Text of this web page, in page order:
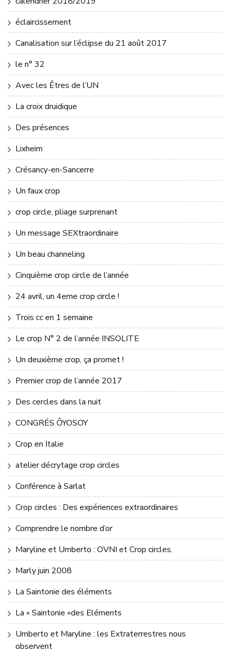
éclaircissement
Canalisation sur l’éclipse du 21 août 2017
le n° 32
Avec les Êtres de l’UN
La croix druidique
Des présences
Lixheim
Crésancy-en-Sancerre
Un faux crop
crop circle, pliage surprenant
Un message SEXtraordinaire
Un beau channeling
Cinquième crop circle de l’année
24 avril, un 4eme crop circle !
Trois cc en 1 semaine
Le crop N° 2 de l’année INSOLITE
Un deuxième crop, ça promet !
Premier crop de l’année 2017
Des cercles dans la nuit
CONGRÉS ÔYOSOY
Crop en Italie
atelier décrytage crop circles
Conférence à Sarlat
Crop circles : Des expériences extraordinaires
Comprendre le nombre d’or
Maryline et Umberto : OVNI et Crop circles.
Marly juin 2008
La Saintonie des éléments
La « Saintonie »des Eléments
Umberto et Maryline : les Extraterrestres nous
observent